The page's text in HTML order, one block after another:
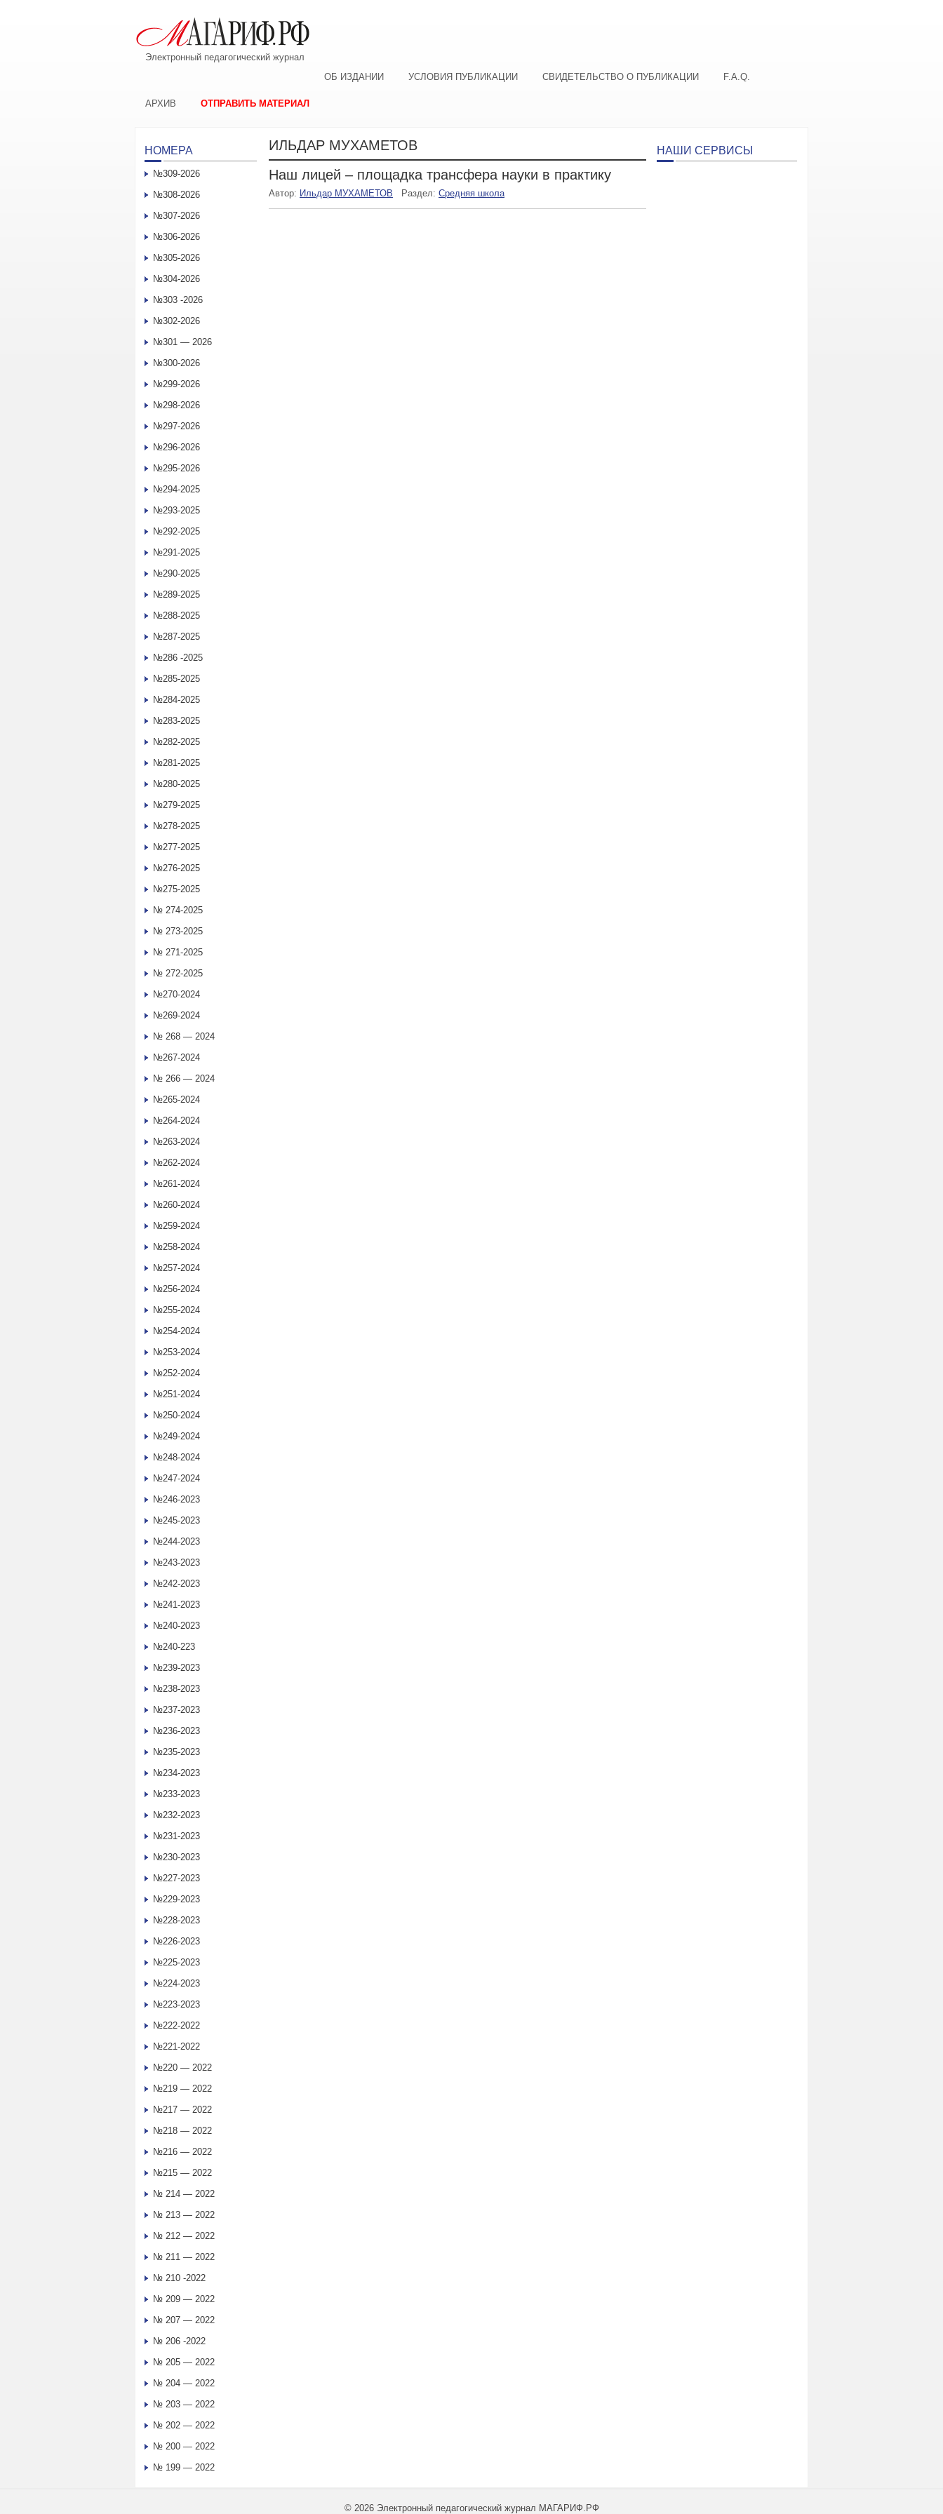
Электронный педагогический журнал
ОБ ИЗДАНИИ
УСЛОВИЯ ПУБЛИКАЦИИ СВИДЕТЕЛЬСТВО О ПУБЛИКАЦИИ F.A.Q.
АРХИВ ОТПРАВИТЬ МАТЕРИАЛ
ИЛЬДАР МУХАМЕТОВ
Наш лицей – площадка трансфера науки в практику
Автор: Ильдар МУХАМЕТОВ Раздел: Средняя школа
НОМЕРА
№309-2026
№308-2026
№307-2026
№306-2026
№305-2026
№304-2026
№303 -2026
№302-2026
№301 — 2026
№300-2026
№299-2026
№298-2026
№297-2026
№296-2026
№295-2026
№294-2025
№293-2025
№292-2025
№291-2025
№290-2025
№289-2025
№288-2025
№287-2025
№286 -2025
№285-2025
№284-2025
№283-2025
№282-2025
№281-2025
№280-2025
№279-2025
№278-2025
№277-2025
№276-2025
№275-2025
№ 274-2025
№ 273-2025
№ 271-2025
№ 272-2025
№270-2024
№269-2024
№ 268 — 2024
№267-2024
№ 266 — 2024
№265-2024
№264-2024
№263-2024
№262-2024
№261-2024
№260-2024
№259-2024
№258-2024
№257-2024
№256-2024
№255-2024
№254-2024
№253-2024
№252-2024
№251-2024
№250-2024
№249-2024
№248-2024
№247-2024
№246-2023
№245-2023
№244-2023
№243-2023
№242-2023
№241-2023
№240-2023
№240-223
№239-2023
№238-2023
№237-2023
№236-2023
№235-2023
№234-2023
№233-2023
№232-2023
№231-2023
№230-2023
№227-2023
№229-2023
№228-2023
№226-2023
№225-2023
№224-2023
№223-2023
№222-2022
№221-2022
№220 — 2022
№219 — 2022
№217 — 2022
№218 — 2022
№216 — 2022
№215 — 2022
№ 214 — 2022
№ 213 — 2022
№ 212 — 2022
№ 211 — 2022
№ 210 -2022
№ 209 — 2022
№ 207 — 2022
№ 206 -2022
№ 205 — 2022
№ 204 — 2022
№ 203 — 2022
№ 202 — 2022
№ 200 — 2022
№ 199 — 2022
НАШИ СЕРВИСЫ
© 2026 Электронный педагогический журнал МАГАРИФ.РФ